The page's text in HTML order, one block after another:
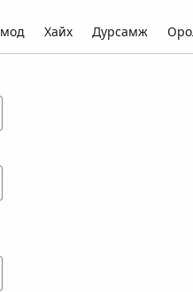
Хайх Дурсамж